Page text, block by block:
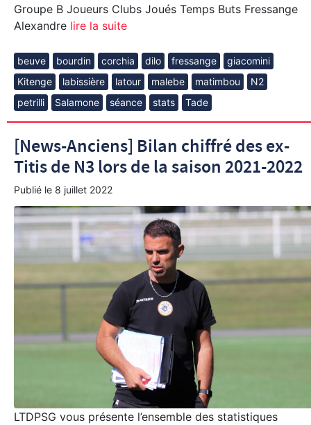
Groupe B Joueurs Clubs Joués Temps Buts Fressange
Alexandre lire la suite
beuve bourdin corchia dilo fressange
giacomini
Kitenge
labissière latour malebe matimbou
N2
petrilli
Salamone séance stats Tade
[News-Anciens] Bilan chiffré des ex-
Titis de N3 lors de la saison 2021-2022
Publié le 8 juillet 2022
LTDPSG vous présente l’ensemble des statistiques